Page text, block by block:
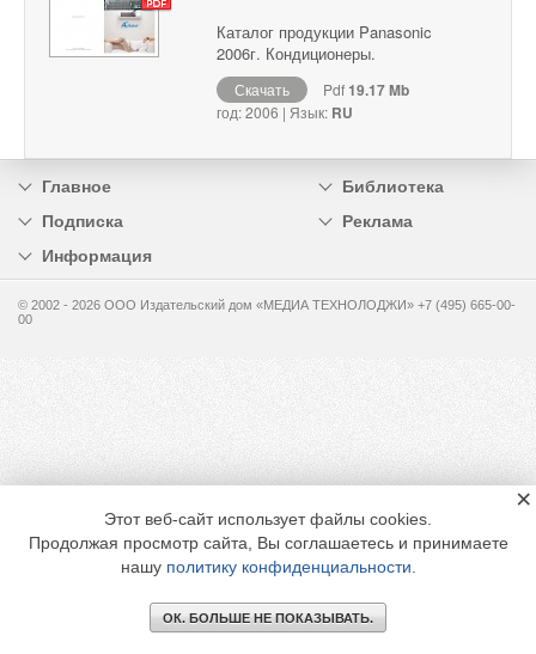
Каталог продукции Panasonic
2006г. Кондиционеры.
Скачать Pdf19.17 Mb
год: 2006 | Язык: RU
Главное
Библиотека
Подписка
Реклама
Информация
© 2002 - 2026 OOO Издательский дом «МЕДИА ТЕХНОЛОДЖИ» +7 (495) 665-00-
00
Этот веб-сайт использует файлы cookies.
Продолжая просмотр сайта, Вы соглашаетесь и принимаете
нашу политику конфиденциальности
ОК. БОЛЬШЕ НЕ ПОКАЗЫВАТЬ.
×